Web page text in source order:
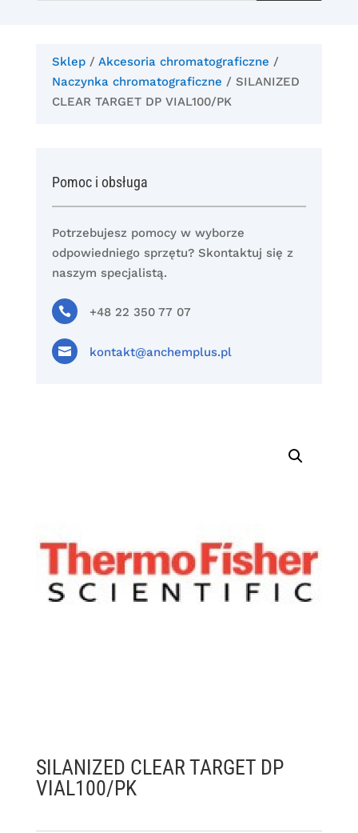
Sklep/ Akcesoria chromatograficzne /
Naczynka chromatograficzne / SILANIZED
CLEAR TARGET DP VIAL100/PK
Pomoc i obsługa
Potrzebujesz pomocy w wyborze
odpowiedniego sprzętu? Skontaktuj się z
naszym specjalistą.
 +48 22 350 77 07
 kontakt@anchemplus.pl
SILANIZED CLEAR TARGET DP
VIAL100/PK